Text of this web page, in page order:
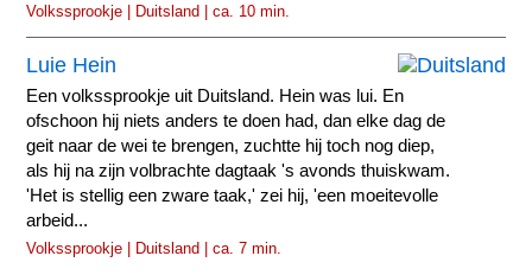
Volkssprookje | Duitsland | ca. 10 min.
Luie Hein
Een volkssprookje uit Duitsland. Hein was lui. En
ofschoon hij niets anders te doen had, dan elke dag de
geit naar de wei te brengen, zuchtte hij toch nog diep,
als hij na zijn volbrachte dagtaak 's avonds thuiskwam.
'Het is stellig een zware taak,' zei hij, 'een moeitevolle
arbeid...
Volkssprookje | Duitsland | ca. 7 min.